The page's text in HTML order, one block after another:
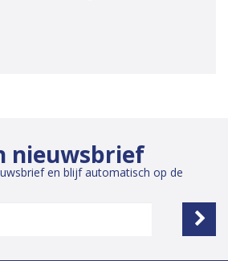
nieuwsbrief
en blijf automatisch op de